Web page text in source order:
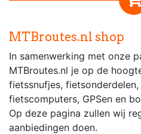
MTBroutes.nl shop
In samenwerking met onze
MTBroutes.nl je op de
fietssnufjes,
fietscomputers, GPSen en
Op deze pagina zullen wij
aanbiedingen doen.